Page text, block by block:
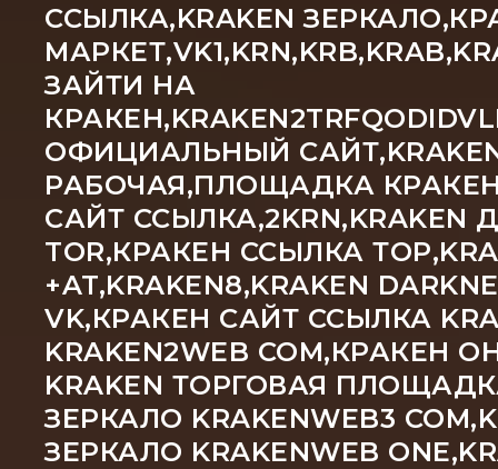
ССЫЛКА,KRAKEN
ЗАЙТИ НА
ОФИЦИАЛЬНЫЙ
РАБОЧАЯ,ПЛОЩАДКА
САЙТ
TOR,КРАКЕН ССЫЛКА
+AT,KRAKEN8,KRAKEN
VK,КРАКЕН САЙТ ССЫЛКА
KRAKEN2WEB COM,КРАКЕН
KRAKEN ТОРГОВАЯ
ЗЕРКАЛО KRAKENWEB3
ЗЕРКАЛО KRAKENWEB